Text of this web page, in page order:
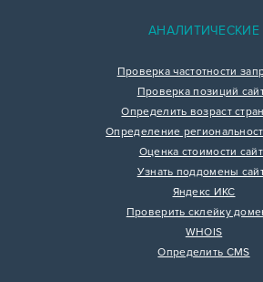
АНАЛИТИЧЕСКИЕ
Проверка частотности
Проверка позиций
Определить возраст
Определение
Оценка стоимости
Узнать поддомены
Яндекс ИКС
Проверить склейку
WHOIS
Определить CMS